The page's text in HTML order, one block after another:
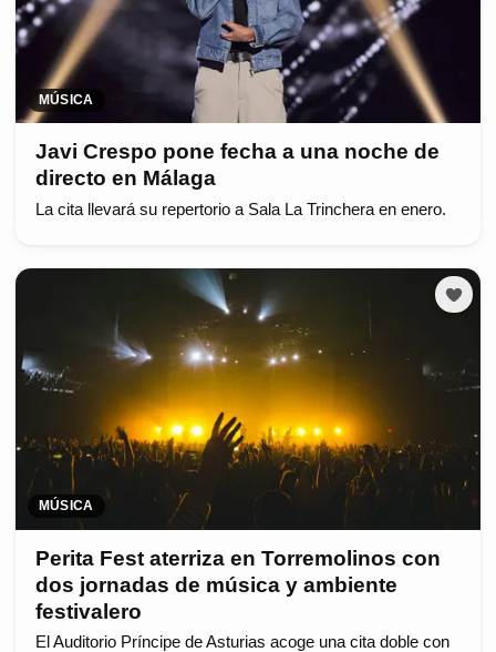
MÚSICA
Javi Crespo pone fecha a una noche de
directo en Málaga
La cita llevará su repertorio a Sala La Trinchera en enero.
MÚSICA
Perita Fest aterriza en Torremolinos con
dos jornadas de música y ambiente
festivalero
El Auditorio Príncipe de Asturias acoge una cita doble con